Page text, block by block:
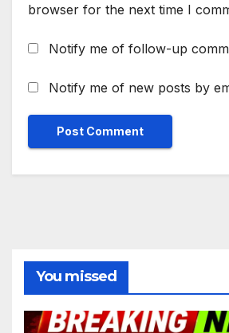
browser for the next time I
Notify me of follow-up
Notify me of new posts by
You missed